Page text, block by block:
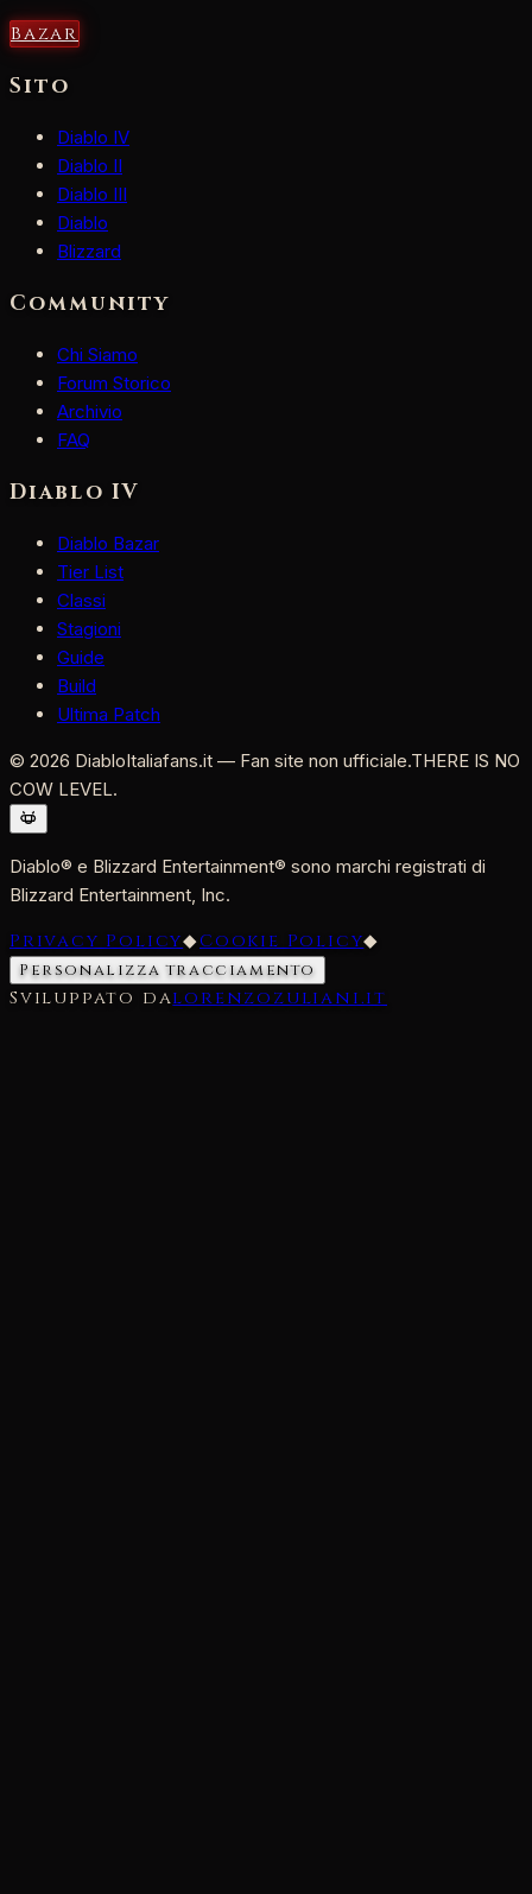
Bazar
Sito
Diablo IV
Diablo II
Diablo III
Diablo
Blizzard
Community
Chi Siamo
Forum Storico
Archivio
FAQ
Diablo IV
Diablo Bazar
Tier List
Classi
Stagioni
Guide
Build
Ultima Patch
© 2026 DiabloItaliafans.it — Fan site non ufficiale.THERE IS NO
COW LEVEL.
Diablo® e Blizzard Entertainment® sono marchi registrati di
Blizzard Entertainment, Inc.
Privacy Policy◆Cookie Policy◆
Personalizza tracciamento
Sviluppato dalorenzozuliani.it